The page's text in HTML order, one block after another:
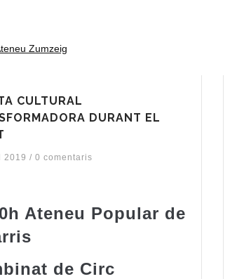
CULTURAL
DURANT EL
2019 / 0 comentaris
Ateneu Popular de
de Circ